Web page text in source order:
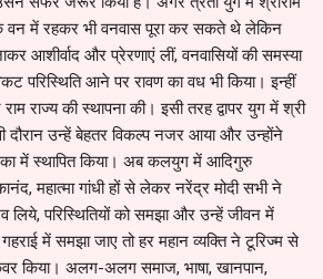
वन में रहकर भी वनवास पूरा कर सकते थे लेकिन
आशीर्वाद और प्रेरणाएं लीं, वनवासियों की समस्या
परिस्थिति आने पर रावण का वध भी किया। इन्हीं
राज्य की स्थापना की। इसी तरह द्वापर युग में श्री
दौरान उन्हें बेहतर विकल्प नजर आया और उन्होंने
में स्थापित किया। अब कलयुग में आदिगुरु
महात्मा गांधी हों से लेकर नरेंद्र मोदी सभी ने
परिस्थितियों को समझा और उन्हें जीवन में
में समझा जाए तो हर महान व्यक्ति ने टूरिज्म से
किया। अलग-अलग समाज, भाषा, खानपान,